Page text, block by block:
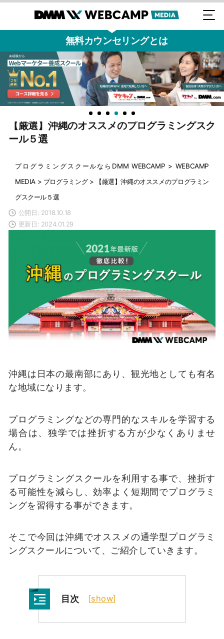
無料カウンセリングとは
【厳選】沖縄のオススメのプログラミングスク
ール５選
プログラミングスクールならDMM WEBCAMP > WEBCAMP
MEDIA > プログラミング>
【厳選】沖縄のオススメのプログラミン
グスクール５選
公開日: 2018.10.18
更新日: 2024.01.29
沖縄は日本の最南部にあり、観光地としても有名
な地域になります。
プログラミングなどの専門的なスキルを学習する
場合は、独学では挫折する方が少なくありませ
ん。
プログラミングスクールを利用する事で、挫折す
る可能性を減らし、効率よく短期間でプログラミ
ングを習得する事ができます。
そこで今回は沖縄でオススメの通学型プログラミ
ングスクールについて、ご紹介していきます。
目次 [show]